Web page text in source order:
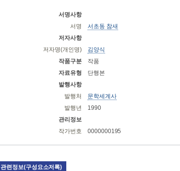
서명사항
서명
서초동 참새
저자사항
저자명(개인명)
김양식
작품구분
작품
자료유형
단행본
발행사항
발행처
문학세계사
발행년
1990
관리정보
작가번호
0000000195
관련정보(구성요소저록)